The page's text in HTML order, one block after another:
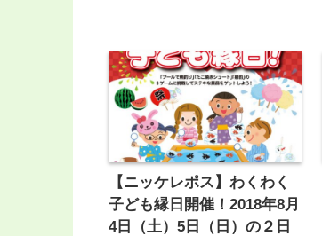
【ニッケレポス】わくわく
子ども縁日開催！2018年8月
4日（土）5日（日）の２日